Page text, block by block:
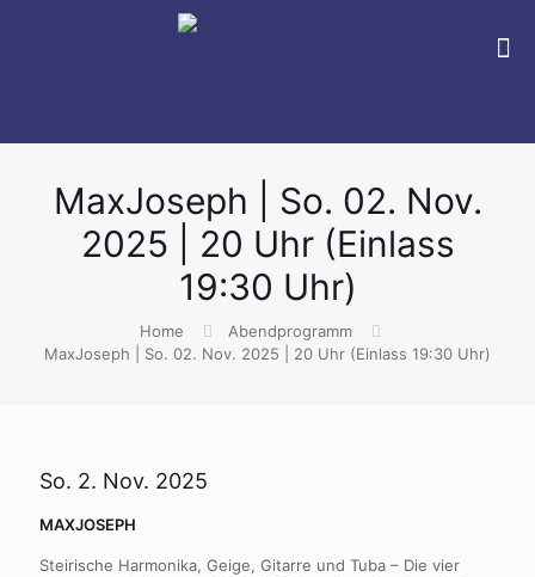
MaxJoseph | So. 02. Nov.
2025 | 20 Uhr (Einlass
19:30 Uhr)
Home
Abendprogramm
MaxJoseph | So. 02. Nov. 2025 | 20 Uhr (Einlass 19:30 Uhr)
So. 2. Nov. 2025
MAXJOSEPH
Steirische Harmonika, Geige, Gitarre und Tuba – Die vier